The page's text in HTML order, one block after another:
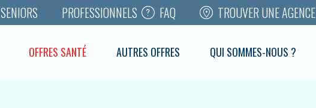
OFFRES SANTÉ AUTRES OFFRES QUI SOMMES-NOUS ?
SENIORS PROFESSIONNELS FAQ TROUVER UNE AGENCE